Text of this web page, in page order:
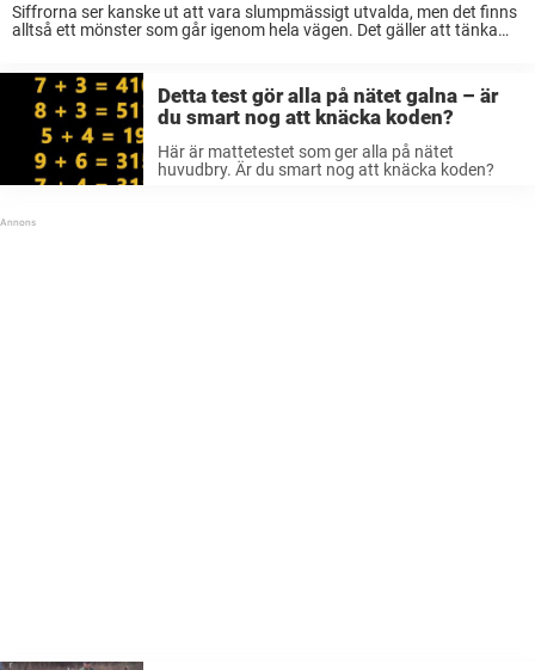
Siffrorna ser kanske ut att vara slumpmässigt utvalda, men det finns
alltså ett mönster som går igenom hela vägen. Det gäller att tänka
Detta test gör alla på nätet galna – är
du smart nog att knäcka koden?
Här är mattetestet som ger alla på nätet
huvudbry. Är du smart nog att knäcka koden?